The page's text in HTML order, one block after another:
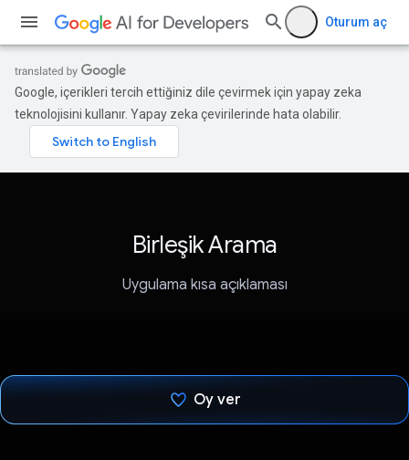
Oturum aç
Google, içerikleri tercih ettiğiniz dile çevirmek için yapay zeka
teknolojisini kullanır. Yapay zeka çevirilerinde hata olabilir.
Birleşik Arama
Uygulama kısa açıklaması
Oy ver